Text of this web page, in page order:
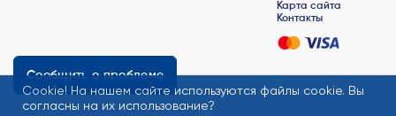
Сообщить о проблеме
Карта сайта
Контакты
Сookie! На нашем сайте используются файлы cookie. Вы
согласны на их использование?